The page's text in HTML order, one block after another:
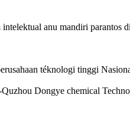
anu mandiri parantos
téknologi tinggi
Quzhou Dongye chemical